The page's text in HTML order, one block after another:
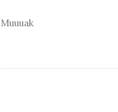
Muuuak